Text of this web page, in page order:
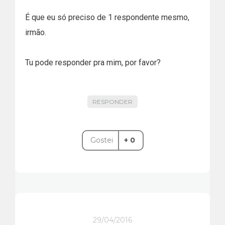
É que eu só preciso de 1 respondente mesmo,
irmão.
Tu pode responder pra mim, por favor?
RESPONDER
Gostei + 0
29/04/2016